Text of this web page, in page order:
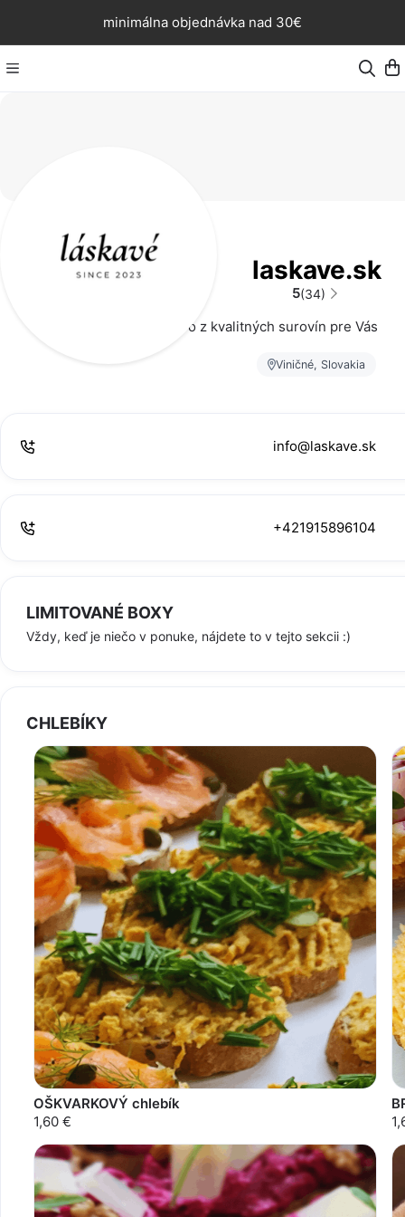
minimálna objednávka nad 30€
laskave.sk
5(34)
vyrábame dobro z kvalitných surovín pre Vás
Viničné, Slovakia
info@laskave.sk
+421915896104
LIMITOVANÉ BOXY
Vždy, keď je niečo v ponuke, nájdete to v tejto sekcii :)
CHLEBÍKY
OŠKVARKOVÝ chlebík
1,60 €